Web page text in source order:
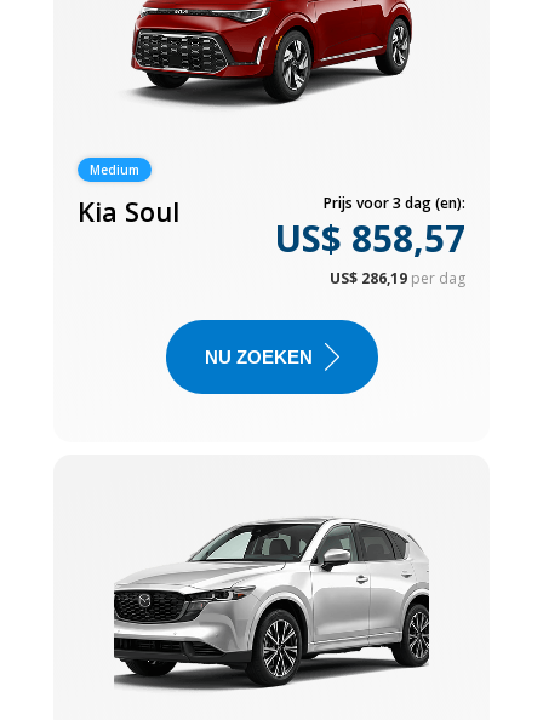
Medium
Kia Soul Prijs voor 3 dag (en):
US$ 858,57
US$ 286,19 per dag
NU ZOEKEN